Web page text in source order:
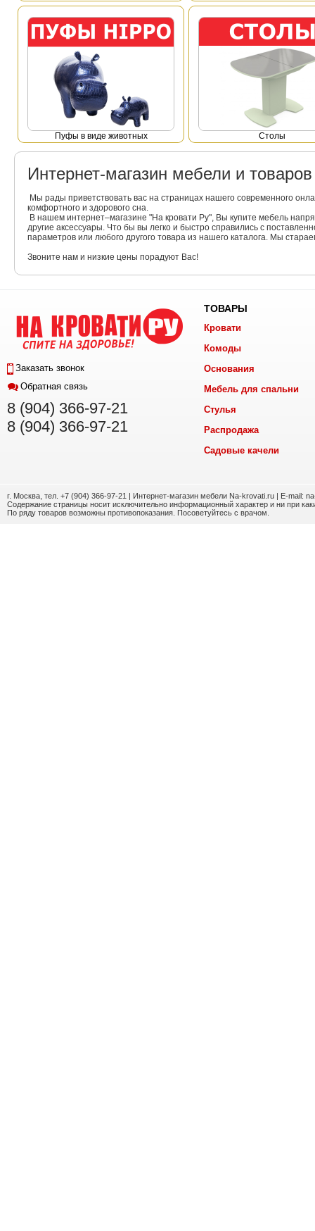
Пуфы в виде животных Столы
Интернет-магазин мебели и
Мы рады приветствовать вас на страницах нашего современного
комфортного и здорового сна.
В нашем интернет–магазине "На кровати Ру", Вы купите мебель
другие аксессуары. Что бы вы легко и быстро справились с
параметров или любого другого товара из нашего каталога. Мы
Звоните нам и низкие цены порадуют Вас!
Заказать звонок
Обратная связь
8 (904) 366-97-21
8 (904) 366-97-21
ТОВАРЫ
Кровати
Комоды
Основания
Мебель для спальни
Стулья
Распродажа
Садовые качели
г. Москва, тел. +7 (904) 366-97-21 | Интернет-магазин мебели Na-krovati.ru | E-mail:
Содержание страницы носит исключительно информационный характер и ни при
По ряду товаров возможны противопоказания. Посоветуйтесь с врачом.